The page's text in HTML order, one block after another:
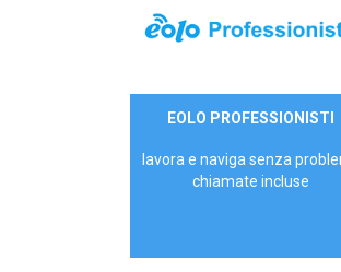
35,00 €/mese
EOLO PROFESSIONISTI
lavora e naviga senza
chiamate incluse